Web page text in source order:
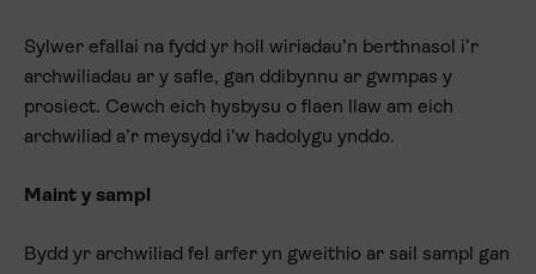
Sylwer efallai na fydd yr holl wiriadau’n berthnasol i’r
archwiliadau ar y safle, gan ddibynnu ar gwmpas y
prosiect. Cewch eich hysbysu o flaen llaw am eich
archwiliad a’r meysydd i’w hadolygu ynddo.
Maint y sampl
Bydd yr archwiliad fel arfer yn gweithio ar sail sampl gan